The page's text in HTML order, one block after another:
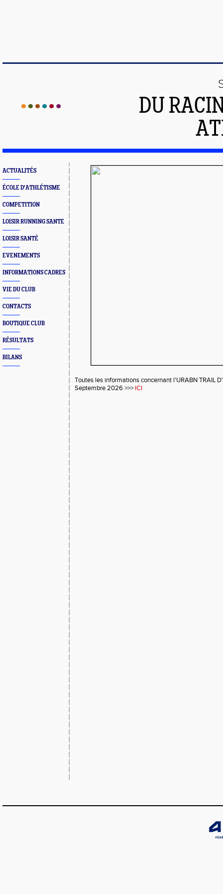
DU
ACTUALITÉS
ÉCOLE D'ATHLÉTISME
COMPETITION
LOISIR RUNNING SANTE
LOISIR SANTÉ
EVENEMENTS
INFORMATIONS CADRES
VIE DU CLUB
CONTACTS
BOUTIQUE CLUB
RÉSULTATS
BILANS
Toutes les informations concernant l'URABN TRAIL
Septembre 2026 >>> ICI